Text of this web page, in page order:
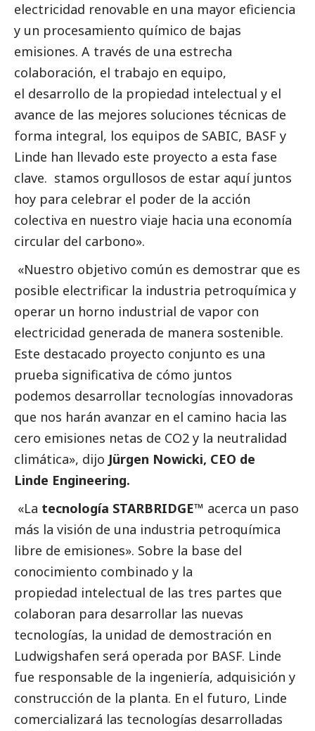
electricidad renovable en una mayor eficiencia
y un procesamiento químico de bajas
emisiones. A través de una estrecha
colaboración, el trabajo en equipo,
el desarrollo de la propiedad intelectual y el
avance de las mejores soluciones técnicas de
forma integral, los equipos de SABIC, BASF y
Linde han llevado este proyecto a esta fase
clave. stamos orgullosos de estar aquí juntos
hoy para celebrar el poder de la acción
colectiva en nuestro viaje hacia una economía
circular del carbono».
«Nuestro objetivo común es demostrar que es
posible electrificar la industria petroquímica y
operar un horno industrial de vapor con
electricidad generada de manera sostenible.
Este destacado proyecto conjunto es una
prueba significativa de cómo juntos
podemos desarrollar tecnologías innovadoras
que nos harán avanzar en el camino hacia las
cero emisiones netas de CO2 y la neutralidad
climática», dijo Jürgen Nowicki, CEO de
Linde Engineering.
«La tecnología STARBRIDGE™ acerca un paso
más la visión de una industria petroquímica
libre de emisiones». Sobre la base del
conocimiento combinado y la
propiedad intelectual de las tres partes que
colaboran para desarrollar las nuevas
tecnologías, la unidad de demostración en
Ludwigshafen será operada por BASF. Linde
fue responsable de la ingeniería, adquisición y
construcción de la planta. En el futuro, Linde
comercializará las tecnologías desarrolladas